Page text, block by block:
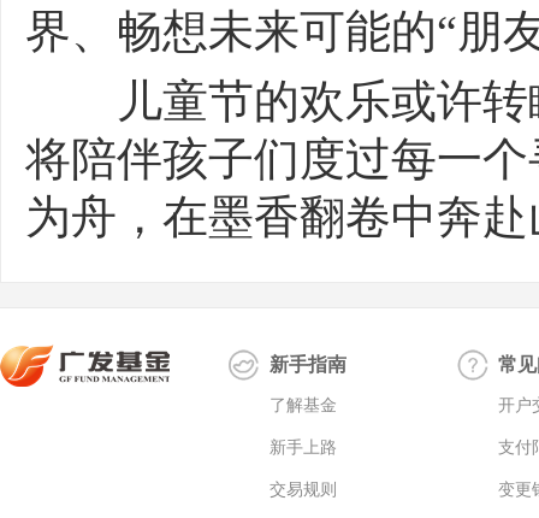
界、畅想未来可能的“朋
儿童节的欢乐或许转
将陪伴孩子们度过每一
为舟，在墨香翻卷中奔
新手指南
了解基金
新手上路
交易规则
常
开户
支付
变更